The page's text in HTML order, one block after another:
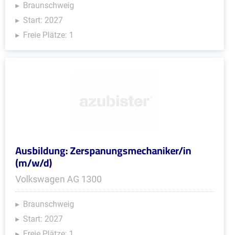
Braunschweig
Start: 2027
Freie Plätze: 1
Ausbildung: Zerspanungsmechaniker/in
(m/w/d)
Volkswagen AG 1300
Braunschweig
Start: 2027